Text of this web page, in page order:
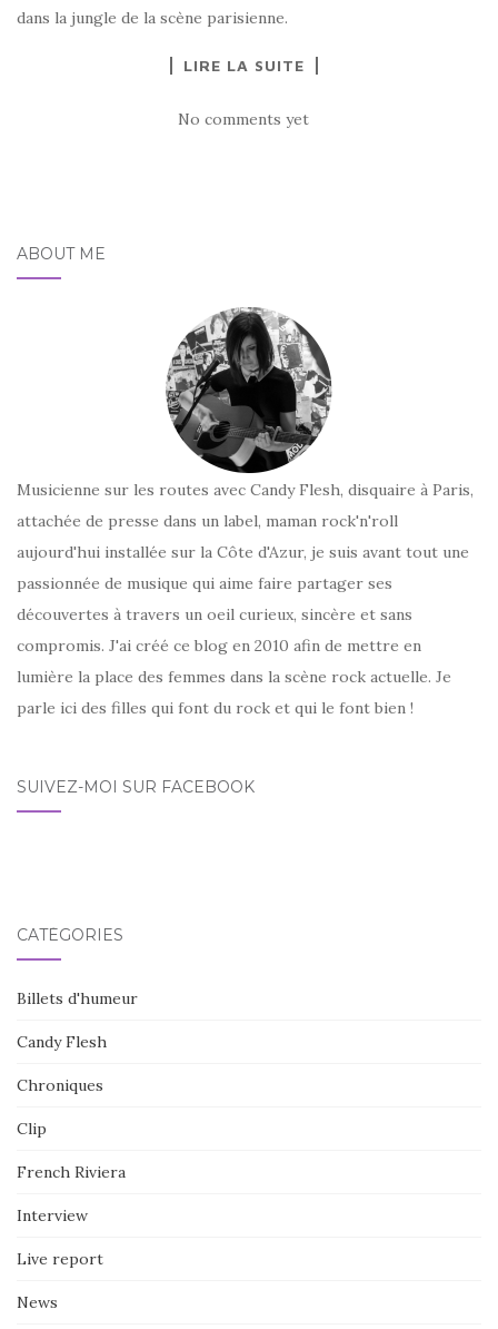
dans la jungle de la scène parisienne.
LIRE LA SUITE
No comments yet
ABOUT ME
Musicienne sur les routes avec Candy Flesh, disquaire à Paris,
attachée de presse dans un label, maman rock'n'roll
aujourd'hui installée sur la Côte d'Azur, je suis avant tout une
passionnée de musique qui aime faire partager ses
découvertes à travers un oeil curieux, sincère et sans
compromis. J'ai créé ce blog en 2010 afin de mettre en
lumière la place des femmes dans la scène rock actuelle. Je
parle ici des filles qui font du rock et qui le font bien !
SUIVEZ-MOI SUR FACEBOOK
CATÉGORIES
Billets d'humeur
Candy Flesh
Chroniques
Clip
French Riviera
Interview
Live report
News